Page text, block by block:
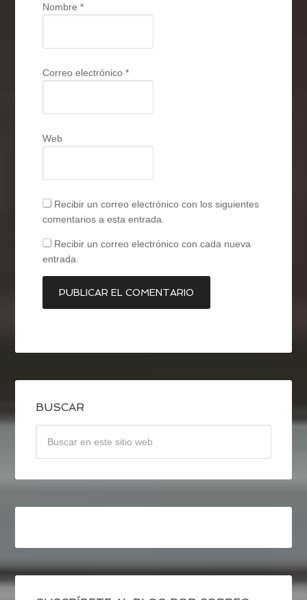
Nombre*
Correo electrónico*
Web
Recibir un correo electrónico con los siguientes
comentarios a esta entrada.
Recibir un correo electrónico con cada nueva
entrada.
BUSCAR